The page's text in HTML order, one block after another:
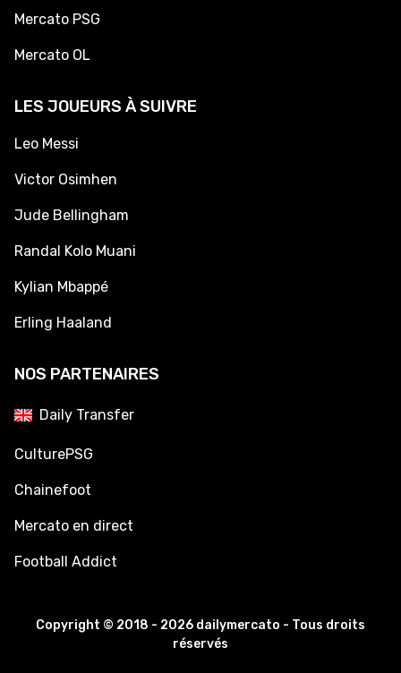
Mercato PSG
Mercato OL
LES JOUEURS À SUIVRE
Leo Messi
Victor Osimhen
Jude Bellingham
Randal Kolo Muani
Kylian Mbappé
Erling Haaland
NOS PARTENAIRES
Daily Transfer
CulturePSG
Chainefoot
Mercato en direct
Football Addict
Copyright © 2018 - 2026 dailymercato - Tous droits
réservés